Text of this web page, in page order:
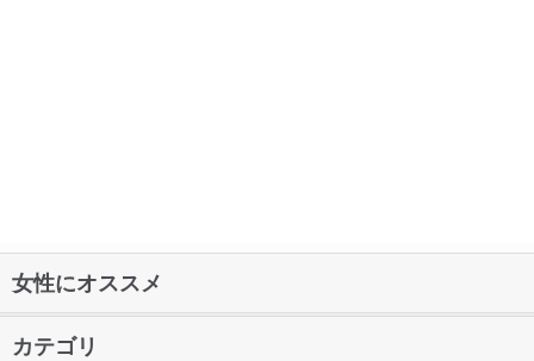
女性にオススメ
カテゴリ